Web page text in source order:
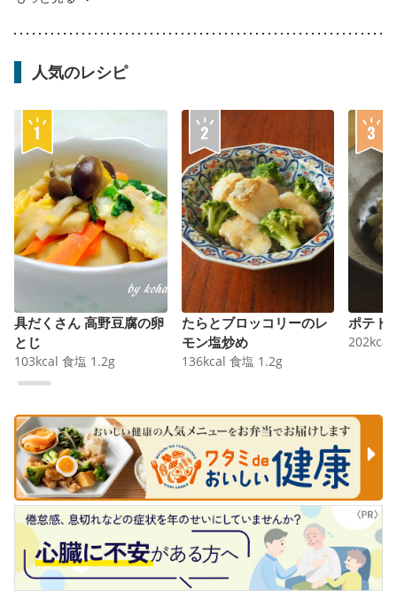
人気のレシピ
具だくさん 高野豆腐の卵
とじ
103kcal 食塩 1.2g
たらとブロッコリーのレ
モン塩炒め
136kcal 食塩 1.2g
ポテト
202kcal